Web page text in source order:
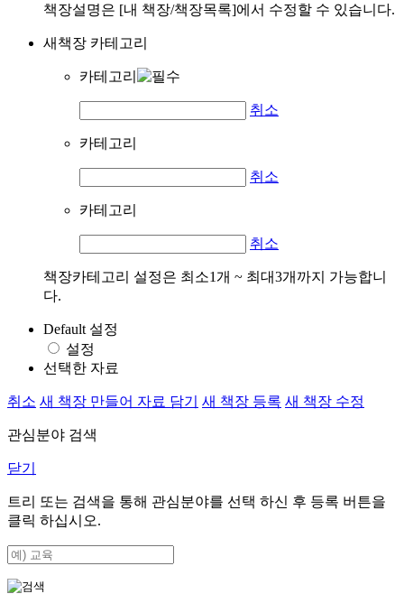
책장설명은 [내 책장/책장목록]에서 수정할 수 있습니다.
새책장 카테고리
카테고리
취소
카테고리
취소
카테고리
취소
책장카테고리 설정은 최소1개 ~ 최대3개까지 가능합니
다.
Default 설정
설정
선택한 자료
취소 새 책장 만들어 자료 담기 새 책장 등록 새 책장 수정
관심분야 검색
닫기
트리 또는 검색을 통해 관심분야를 선택 하신 후 등록 버튼을
클릭 하십시오.